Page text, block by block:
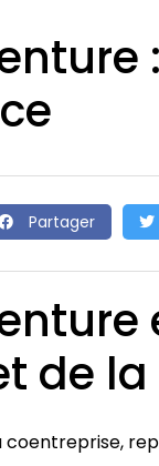
Partager
de
coentreprise,